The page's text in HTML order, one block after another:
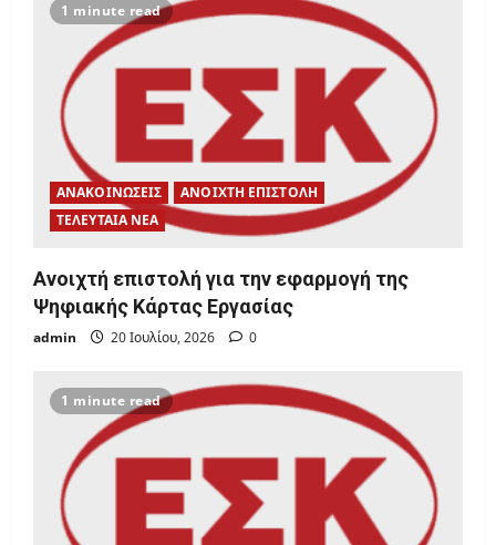
o
n
1 minute read
ΑΝΑΚΟΙΝΩΣΕΙΣ
ΑΝΟΙΧΤΗ ΕΠΙΣΤΟΛΗ
ΤΕΛΕΥΤΑΙΑ ΝΕΑ
Ανοιχτή επιστολή για την εφαρμογή της
Ψηφιακής Κάρτας Εργασίας
admin 20 Ιουλίου, 2026 0
1 minute read